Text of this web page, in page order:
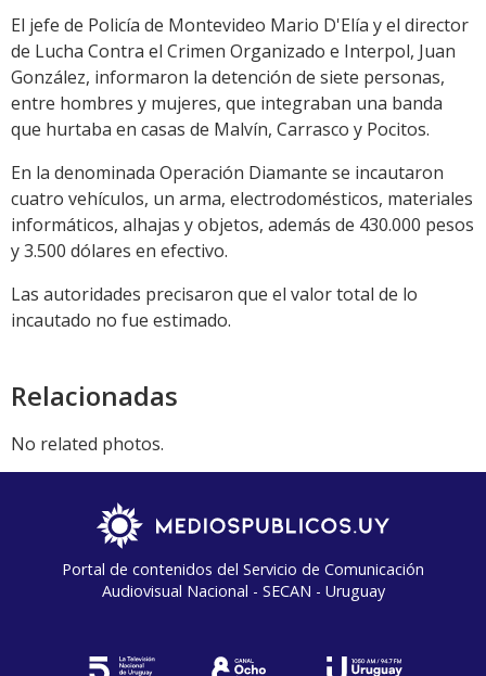
Link
El jefe de Policía de Montevideo Mario D'Elía y el director
de Lucha Contra el Crimen Organizado e Interpol, Juan
González, informaron la detención de siete personas,
entre hombres y mujeres, que integraban una banda
que hurtaba en casas de Malvín, Carrasco y Pocitos.
En la denominada Operación Diamante se incautaron
cuatro vehículos, un arma, electrodomésticos, materiales
informáticos, alhajas y objetos, además de 430.000 pesos
y 3.500 dólares en efectivo.
Las autoridades precisaron que el valor total de lo
incautado no fue estimado.
Relacionadas
No related photos.
Portal de contenidos del Servicio de Comunicación
Audiovisual Nacional - SECAN - Uruguay